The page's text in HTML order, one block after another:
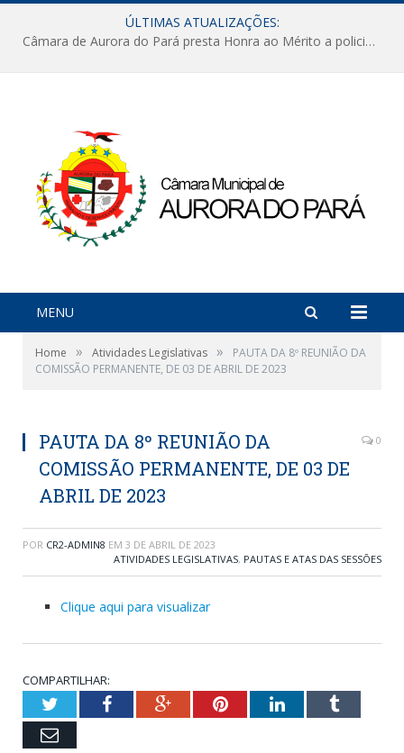
ÚLTIMAS ATUALIZAÇÕES:
Câmara de Aurora do Pará presta Honra ao Mérito a policiais militares em sessão marcada por reconhecimento e emoção
MENU
Home » Atividades Legislativas »
PAUTA DA 8º REUNIÃO DA
COMISSÃO PERMANENTE, DE 03 DE ABRIL DE 2023
PAUTA DA 8º REUNIÃO DA
COMISSÃO PERMANENTE, DE 03 DE
ABRIL DE 2023
0
POR CR2-ADMIN8 EM 3 DE ABRIL DE 2023
ATIVIDADES LEGISLATIVAS, PAUTAS E ATAS DAS SESSÕES
Clique aqui para visualizar
COMPARTILHAR:
TwitterFacebookGoogle+PinterestLinkedInTumblr
Email